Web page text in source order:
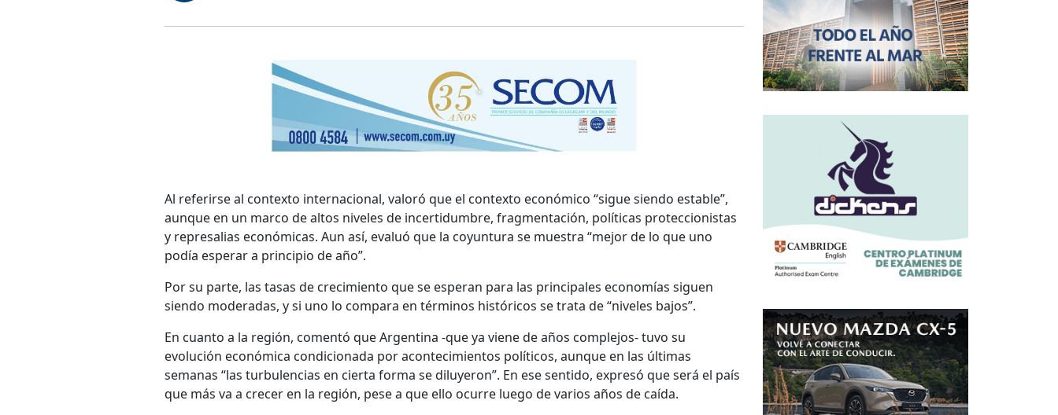
Al referirse al contexto internacional, valoró que el contexto económico “sigue siendo estable”,
aunque en un marco de altos niveles de incertidumbre, fragmentación, políticas proteccionistas
y represalias económicas. Aun así, evaluó que la coyuntura se muestra “mejor de lo que uno
podía esperar a principio de año”.
Por su parte, las tasas de crecimiento que se esperan para las principales economías siguen
siendo moderadas, y si uno lo compara en términos históricos se trata de “niveles bajos”.
En cuanto a la región, comentó que Argentina -que ya viene de años complejos- tuvo su
evolución económica condicionada por acontecimientos políticos, aunque en las últimas
semanas “las turbulencias en cierta forma se diluyeron”. En ese sentido, expresó que será el país
que más va a crecer en la región, pese a que ello ocurre luego de varios años de caída.